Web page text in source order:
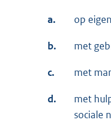
a. op
b. met
c. met
d.
met
sociale